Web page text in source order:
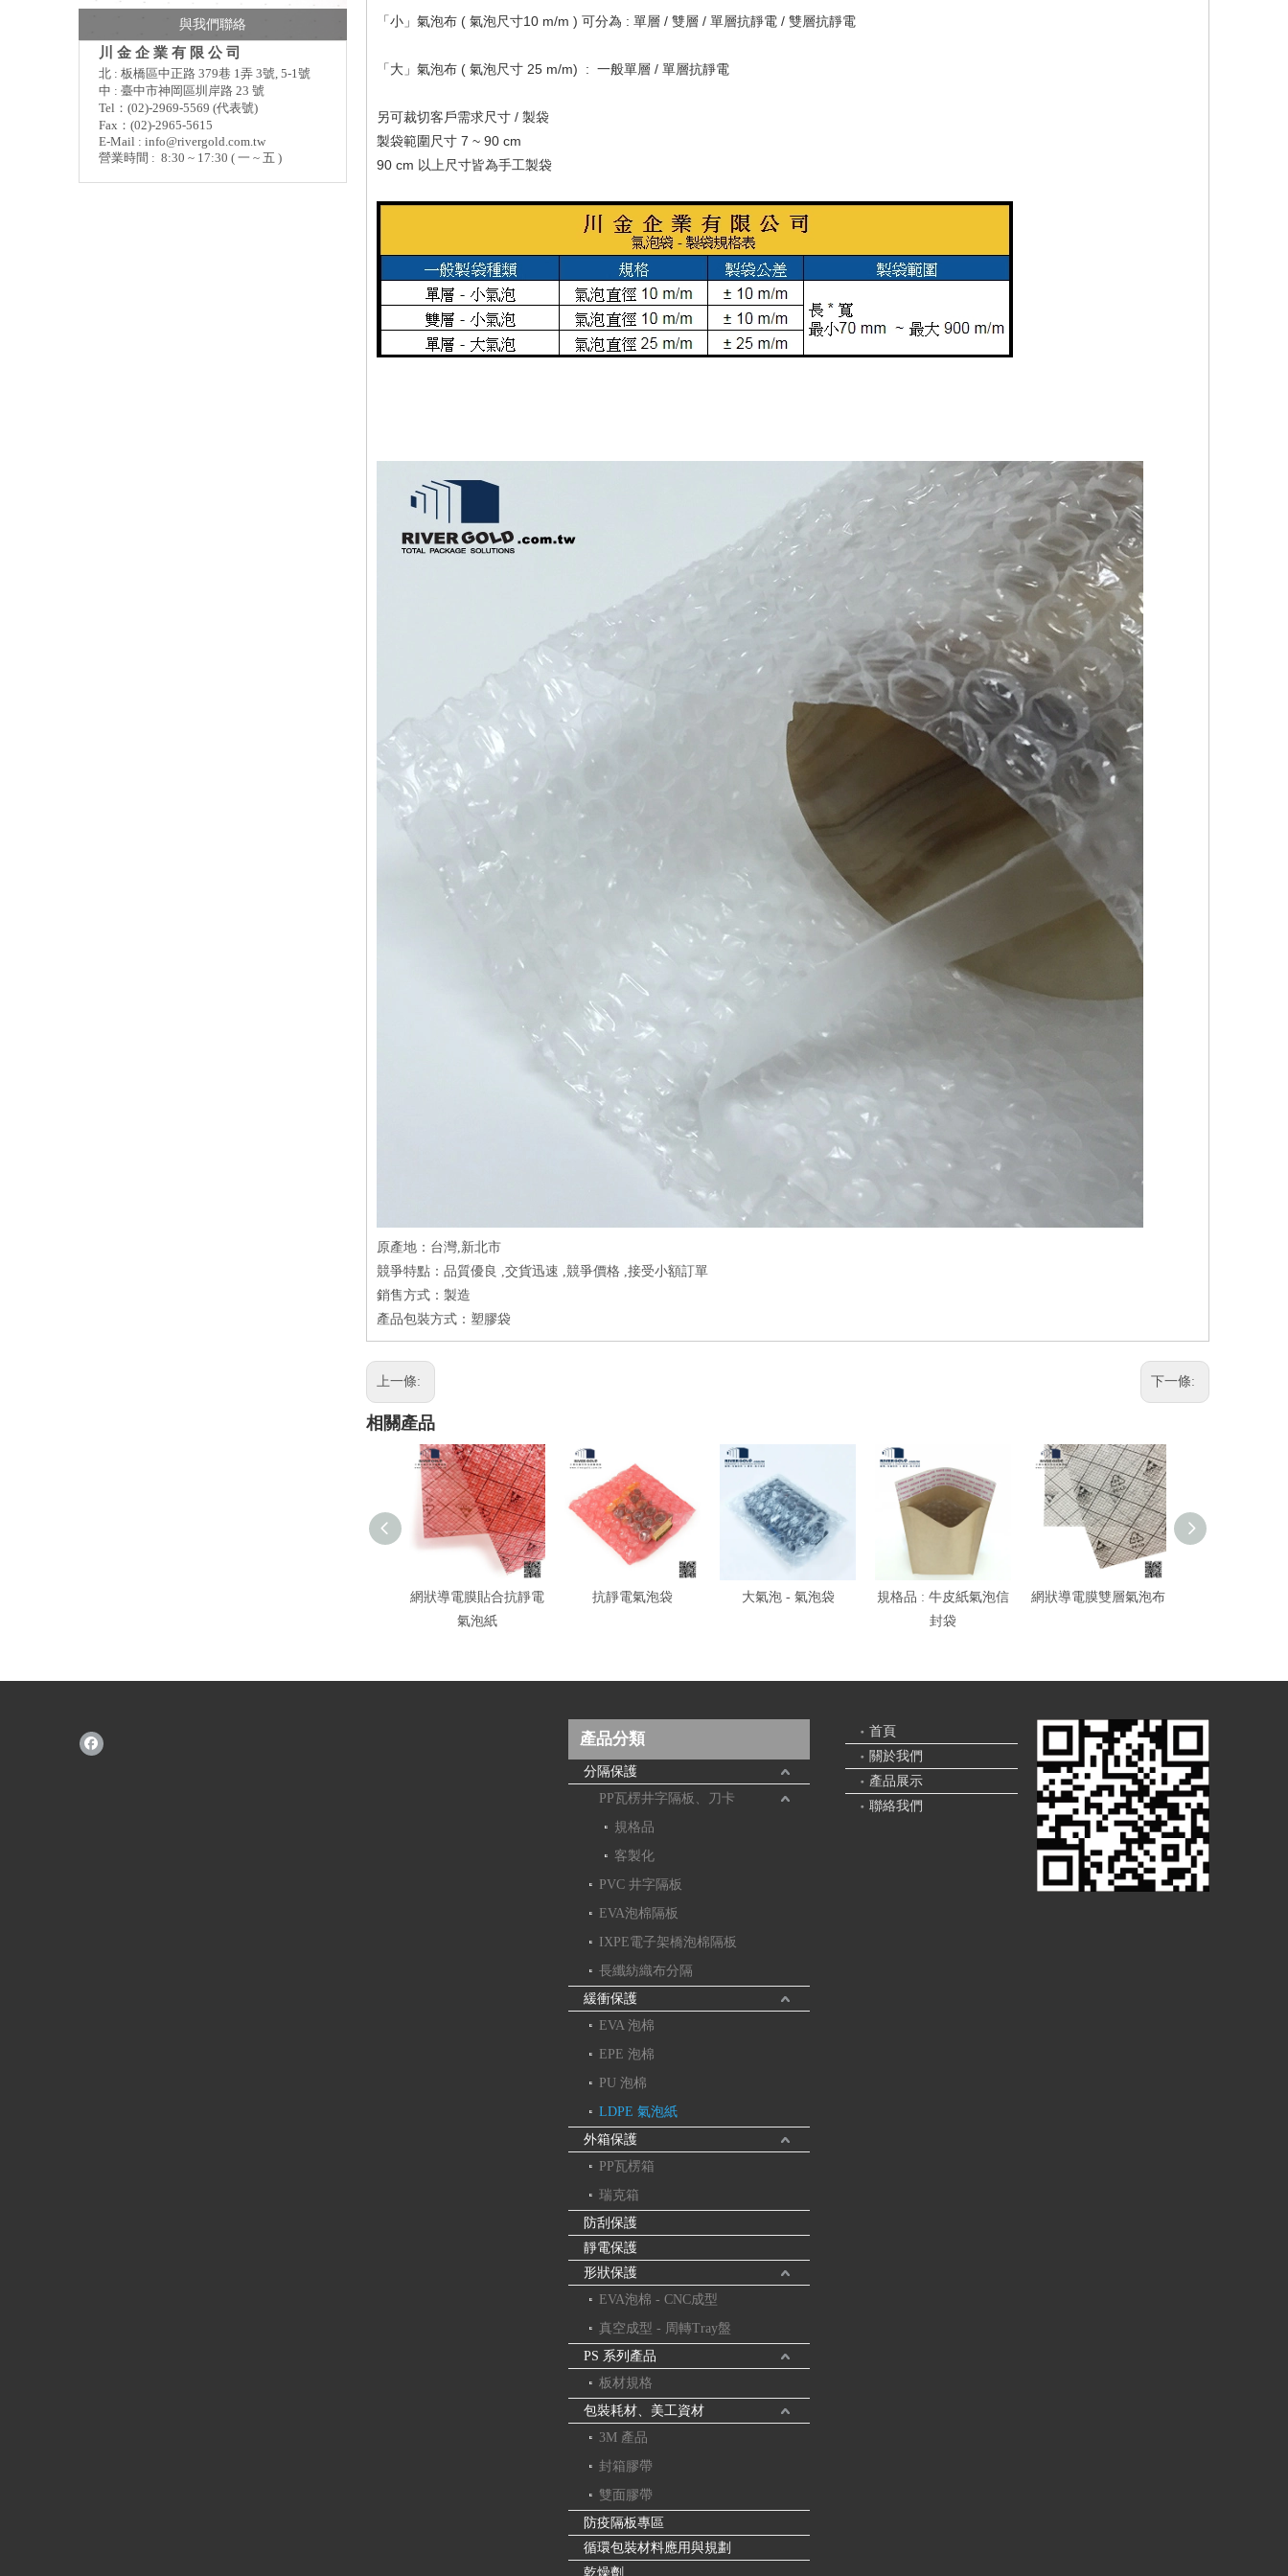
與我們聯絡
川 金 企 業 有 限 公 司
北 : 板橋區中正路 379巷 1弄 3號, 5-1號
中 : 臺中市神岡區圳岸路 23 號
Tel：(02)-2969-5569 (代表號)
Fax：(02)-2965-5615
E-Mail : info@rivergold.com.tw
營業時間 : 8:30 ~ 17:30 ( 一 ~ 五 )
「小」氣泡布 ( 氣泡尺寸10 m/m ) 可分為 : 單層 / 雙層 / 單層抗靜電 / 雙層抗靜電
「大」氣泡布 ( 氣泡尺寸 25 m/m) : 一般單層 / 單層抗靜電
另可裁切客戶需求尺寸 / 製袋
製袋範圍尺寸 7 ~ 90 cm
90 cm 以上尺寸皆為手工製袋
原產地：台灣,新北市
競爭特點：品質優良 ,交貨迅速 ,競爭價格 ,接受小額訂單
銷售方式：製造
產品包裝方式：塑膠袋
上一條: 下一條:
相關產品
網狀導電膜貼合抗靜電
氣泡紙
抗靜電氣泡袋 大氣泡 - 氣泡袋
規格品 : 牛皮紙氣泡信
封袋
網狀導電膜雙層氣泡布
產品分類
分隔保護
PP瓦楞井字隔板、刀卡
規格品
客製化
PVC 井字隔板
EVA泡棉隔板
IXPE電子架橋泡棉隔板
長纖紡織布分隔
緩衝保護
EVA 泡棉
EPE 泡棉
PU 泡棉
LDPE 氣泡紙
外箱保護
PP瓦楞箱
瑞克箱
防刮保護
靜電保護
形狀保護
EVA泡棉 - CNC成型
真空成型 - 周轉Tray盤
PS 系列產品
板材規格
包裝耗材、美工資材
3M 產品
封箱膠帶
雙面膠帶
防疫隔板專區
循環包裝材料應用與規劃
乾燥劑
首頁
關於我們
產品展示
聯絡我們